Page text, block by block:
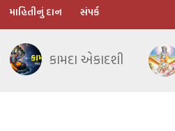
માહિતીનું દાન સંપર્ક
કામદા એકાદશી